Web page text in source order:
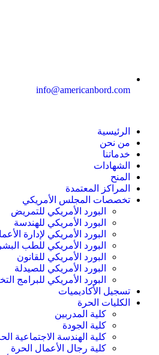
info@americanbord.com
الرئيسية
من نحن
خدماتنا
الشهادات
المنح
المراكز المعتمدة
تخصصات المجلس الأمريكي
البورد الأمريكي للتمريض
البورد الأمريكي للهندسة
البورد الأمريكي لإدارة
البورد الأمريكي للطب
البورد الأمريكي للقانون
البورد الأمريكي للصيدلة
البورد الأمريكي للبرامج
تسجيل الأكاديميات
الكليات الحرة
كلية المدربين
كلية الجودة
كلية الهندسة الاجتماعية
كلية رجال الأعمال الحرة